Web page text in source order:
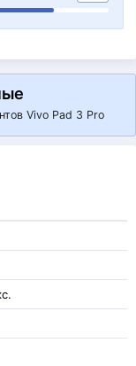
Vivo Pad 3 Pro